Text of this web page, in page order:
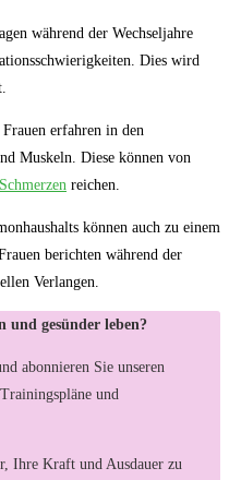
während der Wechseljahre
⁢Dies wird
Frauen​ erfahren in den
​Muskeln. Diese können von
Schmerzen reichen.
können auch zu einem
berichten während der‌
Verlangen.
und gesünder leben?
abonnieren Sie unseren
und
Ihre Kraft und Ausdauer zu